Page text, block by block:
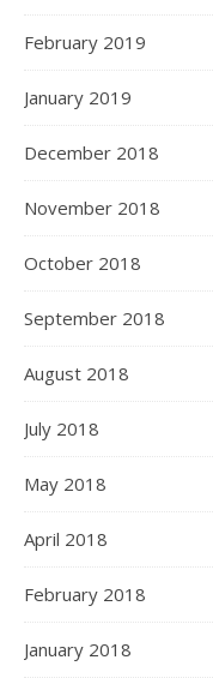
February 2019
January 2019
December 2018
November 2018
October 2018
September 2018
August 2018
July 2018
May 2018
April 2018
February 2018
January 2018